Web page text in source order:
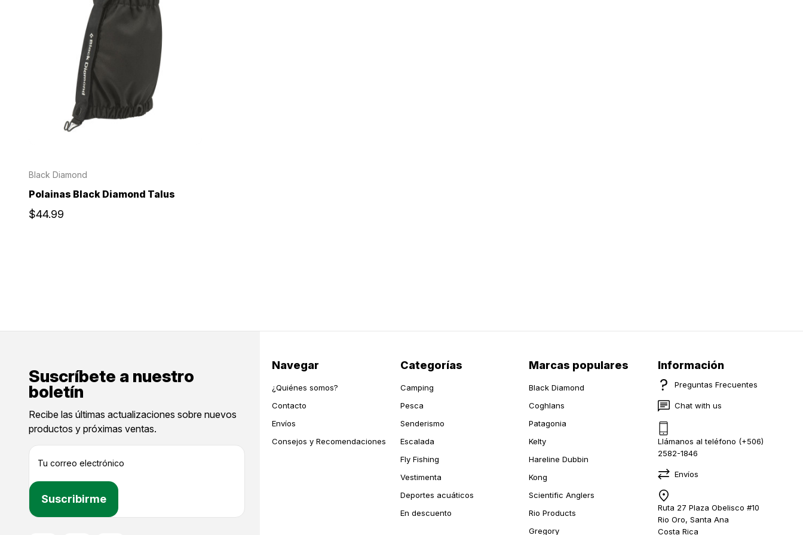
Black Diamond
Polainas Black Diamond Talus
$44.99
Suscríbete a nuestro
boletín
Recibe las últimas actualizaciones sobre nuevos
productos y próximas ventas.
e
c
Navegar
¿Quiénes somos?
Contacto
Envíos
Consejos y Recomendaciones
Categorías
Camping
Pesca
Senderismo
Escalada
Fly Fishing
Vestimenta
Deportes acuáticos
En descuento
Marcas populares
Black Diamond
Coghlans
Patagonia
Kelty
Hareline Dubbin
Kong
Scientific Anglers
Rio Products
Gregory
Información
Preguntas Frecuentes
Chat with us
Llámanos al teléfono (+506)
2582-1846
Envíos
Ruta 27 Plaza Obelisco #10
Rio Oro, Santa Ana
Costa Rica